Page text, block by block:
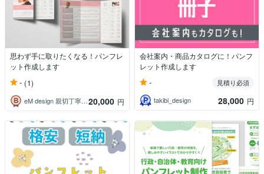
思わず手に取りたくなる！パンフレ
ット作成します
- (1)
eM design 親切丁寧対応＊即レス20,000 円
会社案内・商品カタログに！パンフ
レット作成します
-
見積り必須
takibi_design
28,000 円